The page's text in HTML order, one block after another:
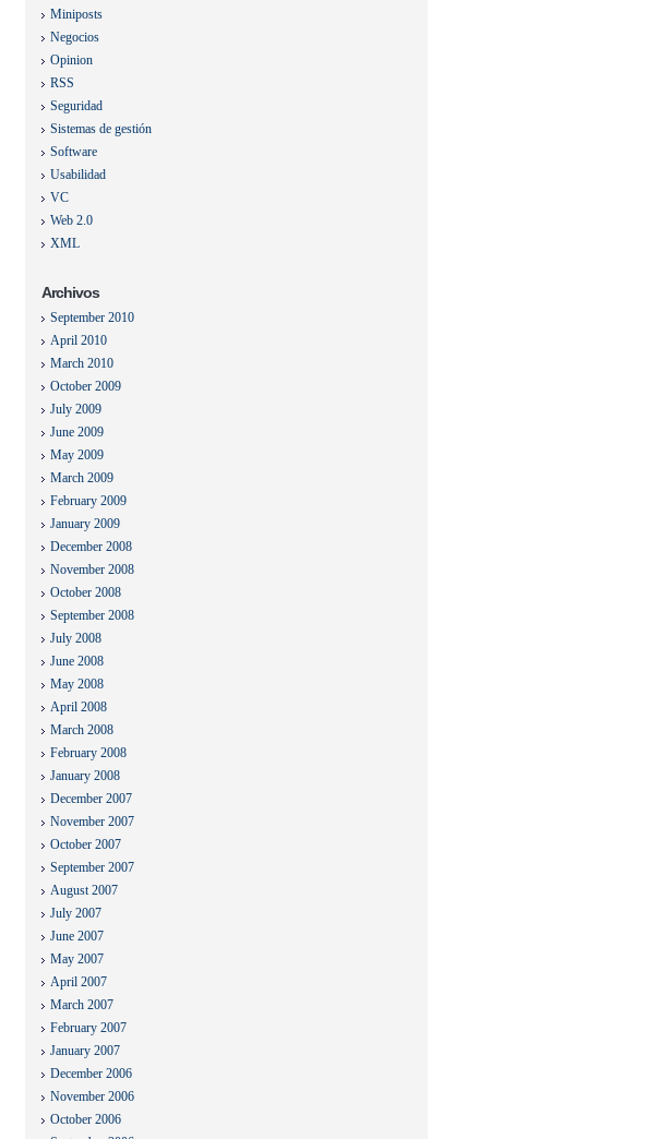
Miniposts
Negocios
Opinion
RSS
Seguridad
Sistemas de gestión
Software
Usabilidad
VC
Web 2.0
XML
Archivos
September 2010
April 2010
March 2010
October 2009
July 2009
June 2009
May 2009
March 2009
February 2009
January 2009
December 2008
November 2008
October 2008
September 2008
July 2008
June 2008
May 2008
April 2008
March 2008
February 2008
January 2008
December 2007
November 2007
October 2007
September 2007
August 2007
July 2007
June 2007
May 2007
April 2007
March 2007
February 2007
January 2007
December 2006
November 2006
October 2006